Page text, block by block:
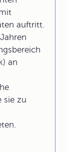
auftritt.
an
sie zu